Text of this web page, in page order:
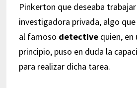
Pinkerton que deseaba
investigadora privada, algo
al famoso detectivequien, en
principio, puso en duda la
para realizar dicha tarea.